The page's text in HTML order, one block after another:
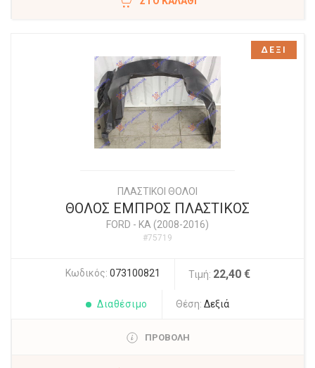
ΠΛΑΣΤΙΚΟΙ ΘΟΛΟΙ
ΘΟΛΟΣ ΕΜΠΡΟΣ ΠΛΑΣΤΙΚΟΣ
FORD - KA (2008-2016)
#75719
Κωδικός: 073100821 Τιμή: 22,40 €
Διαθέσιμο Θέση: Δεξιά
ΠΡΟΒΟΛΗ
ΔΕΞΙ